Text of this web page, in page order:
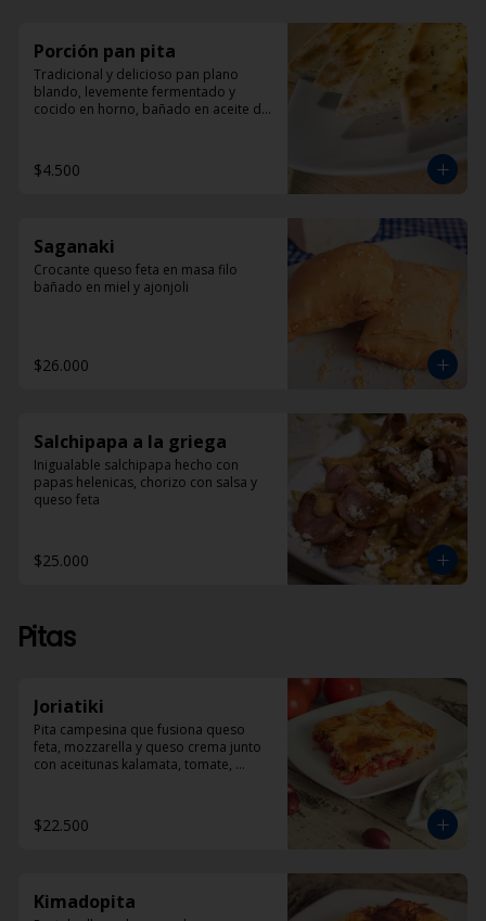
Porción pan pita
Tradicional y delicioso pan plano
blando, levemente fermentado y
cocido en horno, bañado en aceite de
$4.500
Saganaki
Crocante queso feta en masa filo
bañado en miel y ajonjoli
$26.000
Salchipapa a la griega
Inigualable salchipapa hecho con
papas helenicas, chorizo con salsa y
queso feta
$25.000
Pitas
Joriatiki
Pita campesina que fusiona queso
feta, mozzarella y queso crema junto
con aceitunas kalamata, tomate,
$22.500
Kimadopita